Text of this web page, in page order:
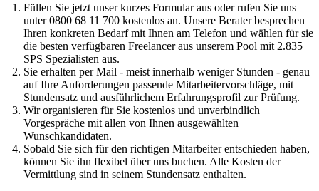
Füllen Sie jetzt unser kurzes Formular aus oder rufen Sie uns
unter 0800 68 11 700 kostenlos an. Unsere Berater besprechen
Ihren konkreten Bedarf mit Ihnen am Telefon und wählen für sie
die besten verfügbaren Freelancer aus unserem Pool mit 2.835
SPS Spezialisten aus.
Sie erhalten per Mail - meist innerhalb weniger Stunden - genau
auf Ihre Anforderungen passende Mitarbeitervorschläge, mit
Stundensatz und ausführlichem Erfahrungsprofil zur Prüfung.
Wir organisieren für Sie kostenlos und unverbindlich
Vorgespräche mit allen von Ihnen ausgewählten
Wunschkandidaten.
Sobald Sie sich für den richtigen Mitarbeiter entschieden haben,
können Sie ihn flexibel über uns buchen. Alle Kosten der
Vermittlung sind in seinem Stundensatz enthalten.